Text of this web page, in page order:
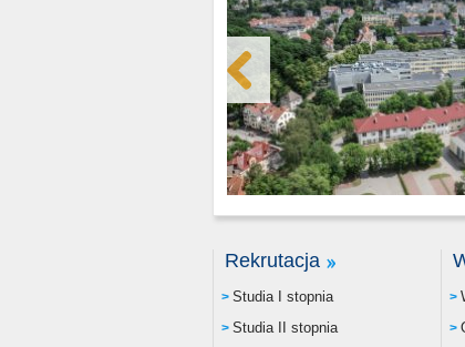
Rekrutacja
Studia I stopnia
Studia II stopnia